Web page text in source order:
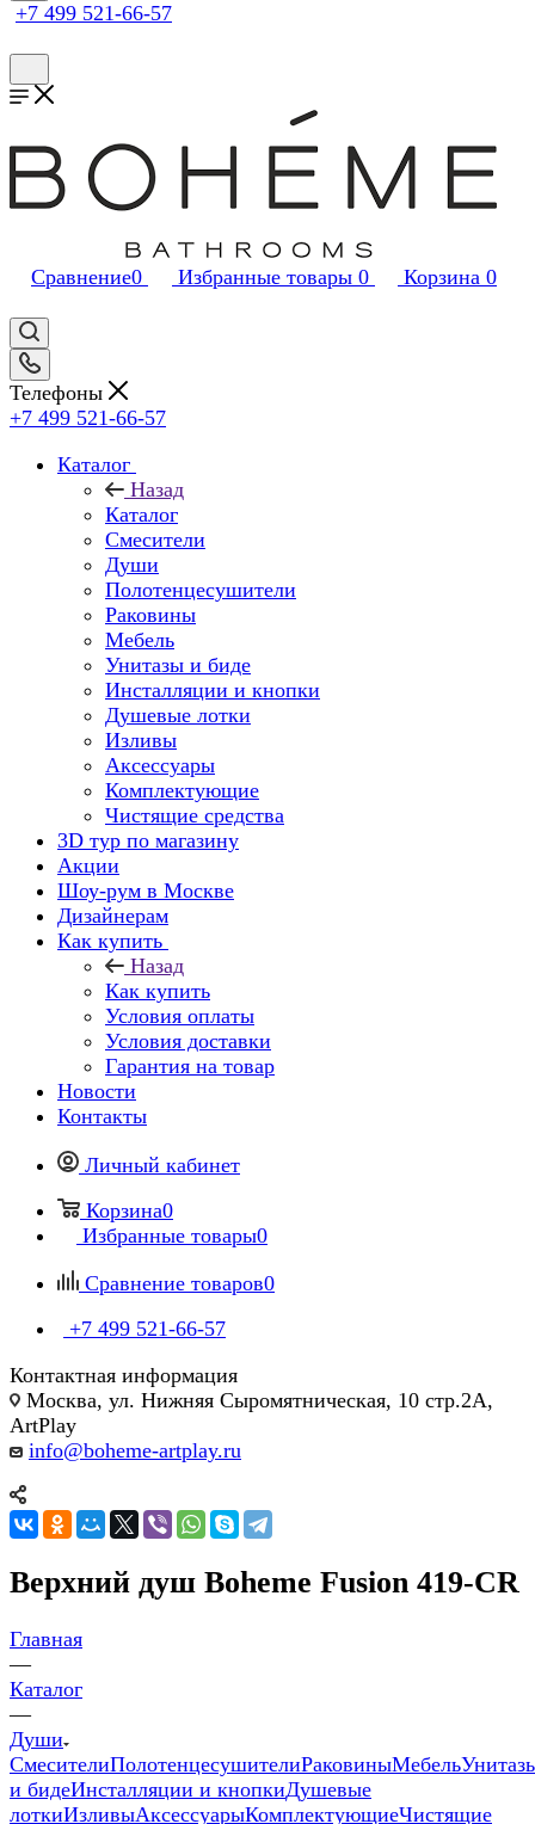
+7 499 521-66-57
Сравнение0 Избранные товары 0 Корзина 0
Телефоны
+7 499 521-66-57
Каталог
Назад
Каталог
Смесители
Души
Полотенцесушители
Раковины
Мебель
Унитазы и биде
Инсталляции и кнопки
Душевые лотки
Изливы
Аксессуары
Комплектующие
Чистящие средства
3D тур по магазину
Акции
Шоу-рум в Москве
Дизайнерам
Как купить
Назад
Как купить
Условия оплаты
Условия доставки
Гарантия на товар
Новости
Контакты
Личный кабинет
Корзина0
Избранные товары0
Сравнение товаров0
+7 499 521-66-57
Контактная информация
Москва, ул. Нижняя Сыромятническая, 10 стр.2А,
ArtPlay
info@boheme-artplay.ru
Верхний душ Boheme Fusion 419-CR
Главная
—
Каталог
—
Души
СмесителиПолотенцесушителиРаковиныМебель
и бидеИнсталляции и кнопкиДушевые
лоткиИзливыАксессуарыКомплектующиеЧистящие